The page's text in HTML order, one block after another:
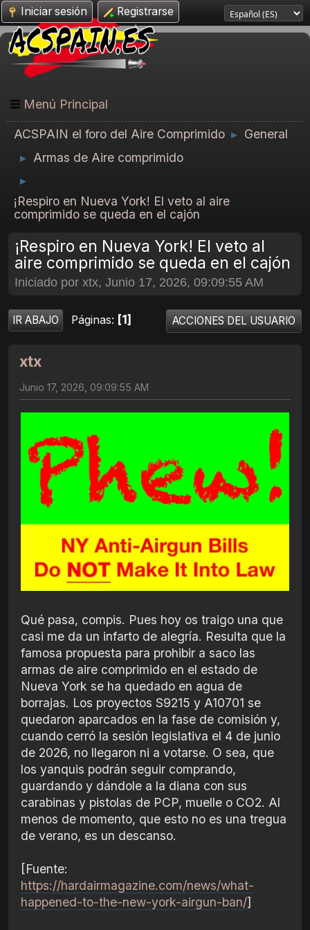
Iniciar sesión Registrarse
Menú Principal
ACSPAIN el foro del Aire Comprimido ► General
► Armas de Aire comprimido
►
¡Respiro en Nueva York! El veto al aire
comprimido se queda en el cajón
¡Respiro en Nueva York! El veto al
aire comprimido se queda en el cajón
Iniciado por xtx, Junio 17, 2026, 09:09:55 AM
IR ABAJO Páginas 1 ACCIONES DEL USUARIO
xtx
Junio 17, 2026, 09:09:55 AM
Qué pasa, compis. Pues hoy os traigo una que
casi me da un infarto de alegría. Resulta que la
famosa propuesta para prohibir a saco las
armas de aire comprimido en el estado de
Nueva York se ha quedado en agua de
borrajas. Los proyectos S9215 y A10701 se
quedaron aparcados en la fase de comisión y,
cuando cerró la sesión legislativa el 4 de junio
de 2026, no llegaron ni a votarse. O sea, que
los yanquis podrán seguir comprando,
guardando y dándole a la diana con sus
carabinas y pistolas de PCP, muelle o CO2. Al
menos de momento, que esto no es una tregua
de verano, es un descanso.
[Fuente:
https://hardairmagazine.com/news/what-
happened-to-the-new-york-airgun-ban/]